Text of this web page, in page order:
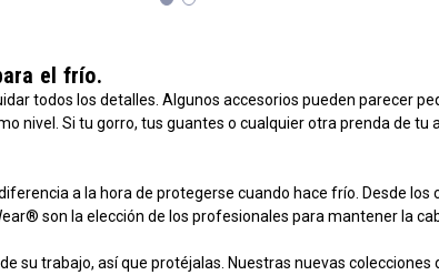
el frío.
todos los detalles. Algunos accesorios pueden parecer
nivel. Si tu gorro, tus guantes o cualquier otra prenda de tu
a la hora de protegerse cuando hace frío. Desde los
son la elección de los profesionales para mantener la
su trabajo, así que protéjalas. Nuestras nuevas colecciones